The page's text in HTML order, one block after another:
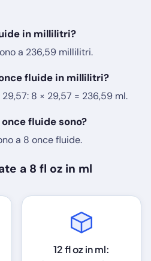
in millilitri?
a 236,59 millilitri.
fluide in millilitri?
8 × 29,57 = 236,59 ml.
fluide sono?
a 8 once fluide.
a 8 fl oz in ml
12 fl oz in ml: